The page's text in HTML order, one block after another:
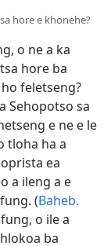
hore e khonehe?
o ne a ka
hore ba
feletseng?
Sehopotso sa
e ne e le
tloha ha a
ea
a ileng a e
(Baheb.
o ile a
ba